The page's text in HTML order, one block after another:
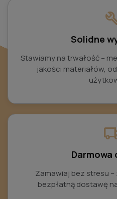
Solidne
Stawiamy na trwałość –
jakości materiałów,
Darmowa
Zamawiaj bez stresu
bezpłatną dostawę